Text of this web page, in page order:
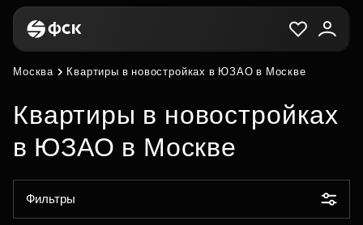
Москва Квартиры в новостройках в ЮЗАО в Москве
Квартиры в новостройках
в ЮЗАО в Москве
Фильтры